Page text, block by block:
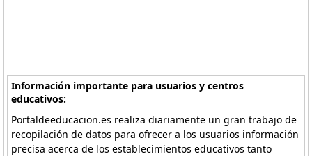
Información importante para usuarios y centros
educativos:
Portaldeeducacion.es realiza diariamente un gran trabajo de
recopilación de datos para ofrecer a los usuarios información
precisa acerca de los establecimientos educativos tanto